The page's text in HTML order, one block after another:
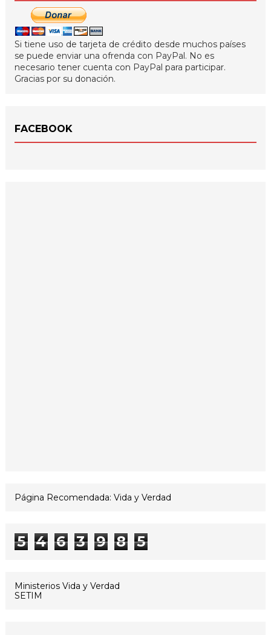
Si tiene uso de tarjeta de crédito desde muchos países
se puede enviar una ofrenda con PayPal. No es
necesario tener cuenta con PayPal para participar.
Gracias por su donación.
FACEBOOK
Página Recomendada: Vida y Verdad
5 4 6 3 9 8 5
Ministerios Vida y Verdad
SETIM